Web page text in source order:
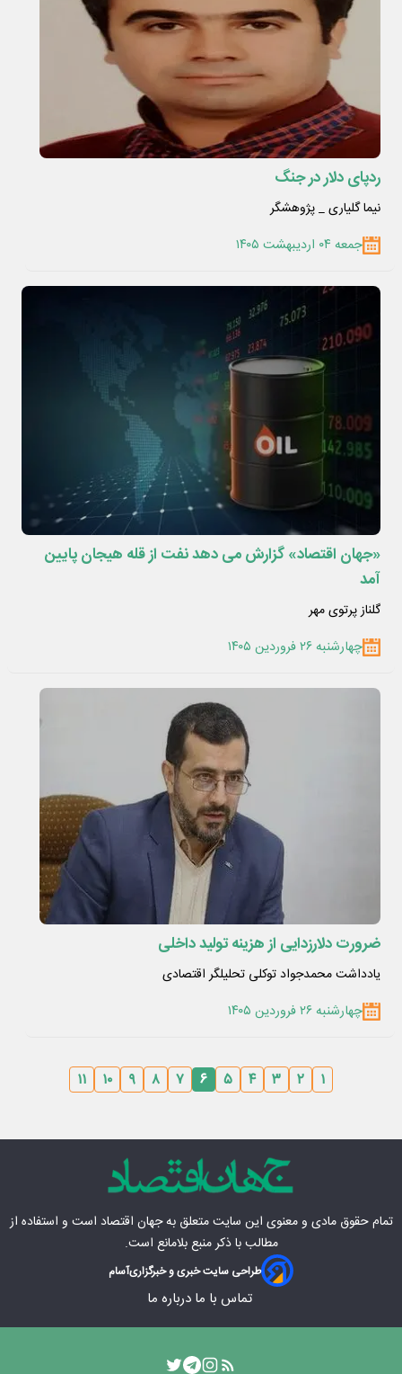
ردپای‌ دلار در جنگ
نیما گلیاری _ پژوهشگر
جمعه ۰۴ اردیبهشت ۱۴۰۵
«جهان اقتصاد» گزارش می دهد نفت از قله هیجان پایین
آمد
گلناز پرتوی مهر
چهارشنبه ۲۶ فروردین ۱۴۰۵
ضرورت دلارزدایی از هزینه تولید داخلی
یادداشت محمدجواد توکلی تحلیلگر اقتصادی
چهارشنبه ۲۶ فروردین ۱۴۰۵
۱ ۲ ۳ ۴ ۵ ۶ ۷ ۸ ۹ ۱۰ ۱۱
تمام حقوق مادی‌ و معنوی این سایت متعلق بهجهان اقتصاد است و استفاده از
مطالب با ذکر منبع بلامانع است.
طراحی سایت خبری و خبرگزاریآسام
تماس با ما درباره ما